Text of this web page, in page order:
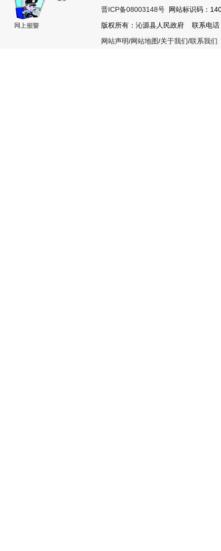
晋ICP备08003148号 网站标识码：
版权所有：沁源县人民政府 联系电
网站声明/网站地图/关于我们/联系我们